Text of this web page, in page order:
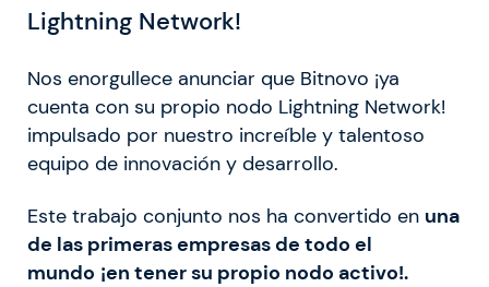
Lightning Network!
Nos enorgullece anunciar que Bitnovo ¡ya
cuenta con su propio nodo Lightning Network!
impulsado por nuestro increíble y talentoso
equipo de innovación y desarrollo.
Este trabajo conjunto nos ha convertido en una
de las primeras empresas de todo el
mundo ¡en tener su propio nodo activo!.